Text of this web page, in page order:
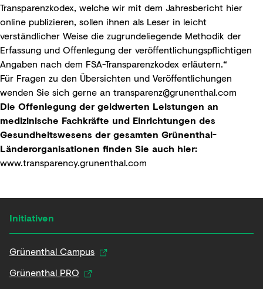
Transparenzkodex, welche wir mit dem Jahresbericht hier
online publizieren, sollen ihnen als Leser in leicht
verständlicher Weise die zugrundeliegende Methodik der
Erfassung und Offenlegung der veröffentlichungspflichtigen
Angaben nach dem FSA-Transparenzkodex erläutern.“
Für Fragen zu den Übersichten und Veröffentlichungen
wenden Sie sich gerne an transparenz@grunenthal.com
Die Offenlegung der geldwerten Leistungen an
medizinische Fachkräfte und Einrichtungen des
Gesundheitswesens der gesamten Grünenthal-
Länderorganisationen finden Sie auch hier:
www.transparency.grunenthal.com
Initiativen
Grünenthal Campus
Grünenthal PRO